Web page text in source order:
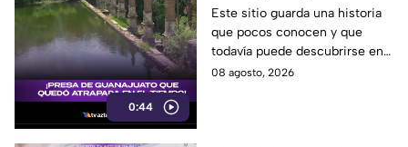
0:44
haberse quedado
atrapada en el tiempo;
¿cuál es?
Este sitio guarda una historia
que pocos conocen y que
todavía puede descubrirse en
Guanajuato.
08 agosto, 2026